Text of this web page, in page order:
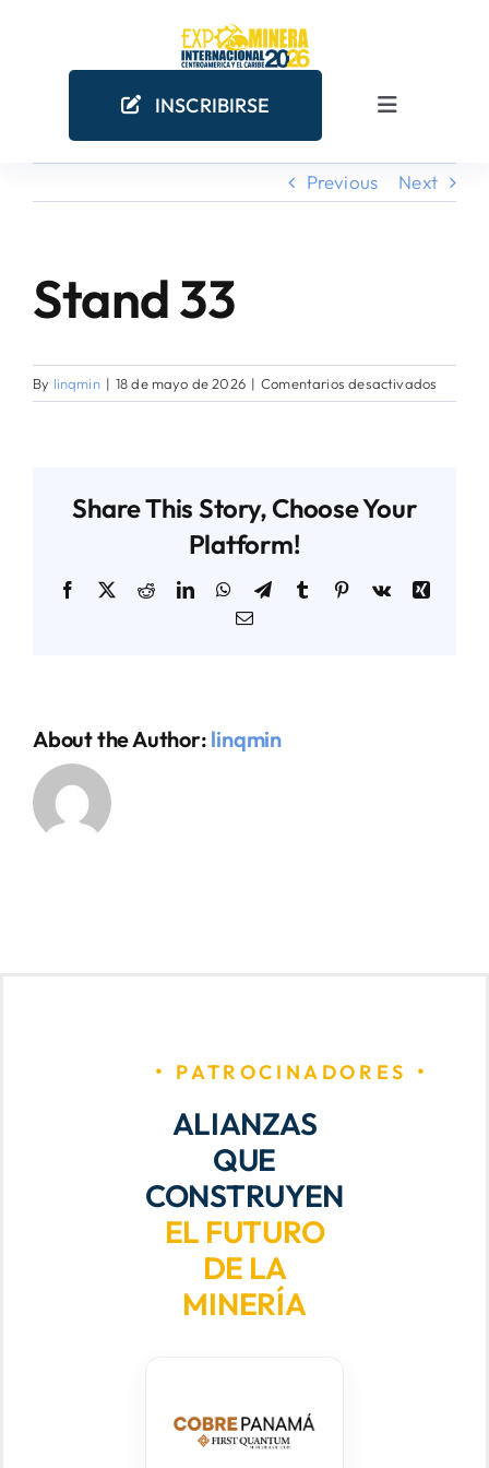
INSCRIBIRSE
Toggle
¿POR QUÉ PARTICIPAR?
AGENDA TÉCNICO-COMERCIAL
Previous Next
Stand 33
By linqmin | 18 de mayo de 2026 | Comentarios desactivados
Stand
Share This Story, Choose Your
Platform!
Facebook
X RedditLinkedInWhatsApp
TelegramTumblr Pinterest
Vk
Xing
Email
About the Author: linqmin
PATROCINADORES
ALIANZAS
QUE
CONSTRUYEN
EL FUTURO
DE LA
MINERÍA